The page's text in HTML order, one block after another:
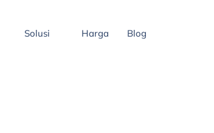
Solusi Harga Blog